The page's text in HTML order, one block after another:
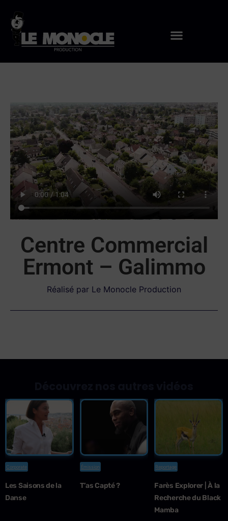
Centre Commercial
Ermont – Galimmo
Réalisé par Le Monocle Production
Corporate
Les Saisons de la
Danse
Émission
T’as Capté ?
Reportage
Farès Explorer | À la
Recherche du Black
Mamba